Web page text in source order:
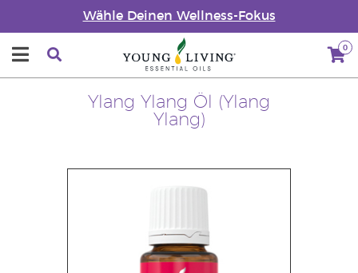
Wähle Deinen Wellness-Fokus
0
Ylang Ylang Öl (Ylang
Ylang)